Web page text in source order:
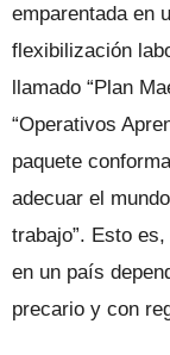
emparentada en
flexibilización
llamado “Plan
“Operativos
paquete
adecuar el
trabajo”. Esto
en un país
precario y con